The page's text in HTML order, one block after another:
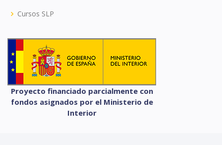
Cursos SLP
Proyecto financiado parcialmente con
fondos asignados por el Ministerio de
Interior